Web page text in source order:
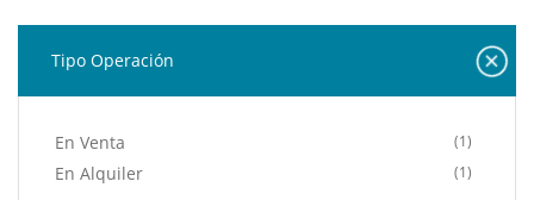
Tipo Operación
En Venta (1)
En Alquiler (1)